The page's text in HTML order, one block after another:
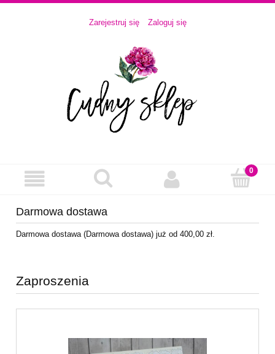
Zarejestruj się Zaloguj się
Darmowa dostawa
Darmowa dostawa (Darmowa dostawa) już od 400,00 zł.
Zaproszenia